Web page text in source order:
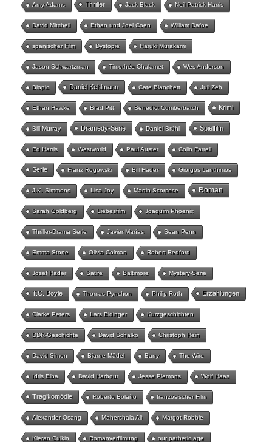
Amy Adams Thriller Jack Black Neil Patrick Harris
David Mitchell Ethan und Joel Coen William Dafoe
spanischer Film Dystopie Haruki Murakami
Jason Schwartzman Timothée Chalamet Wes Anderson
Biopic Daniel Kehlmann Cate Blanchett Juli Zeh
Ethan Hawke Brad Pitt Benedict Cumberbatch Krimi
Bill Murray Dramedy-Serie Daniel Brühl Spielfilm
Ed Harris Westworld Paul Auster Colin Farrell
Serie Franz Rogowski Bill Hader Giorgos Lanthimos
J.K. Simmons Lisa Joy Martin Scorsese Roman
Sarah Goldberg Liebesfilm Joaquim Phoenix
Thriller-Drama Serie Javier Marías Sean Penn
Emma Stone Olivia Colman Robert Redford
Josef Hader Satire Baltimore Mystery-Serie
T.C. Boyle Thomas Pynchon Philip Roth Erzählungen
Clarke Peters Lars Eidinger Kurzgeschichten
DDR-Geschichte David Schalko Christoph Hein
David Simon Bjarne Mädel Barry The Wire
Idris Elba David Harbour Jesse Plemons Wolf Haas
Tragikomödie Roberto Bolaño französischer Film
Alexander Osang Mahershala Ali Margot Robbie
Kieran Culkin Romanverfilmung our pathetic age